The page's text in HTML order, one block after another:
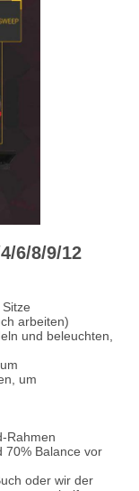
6/8/9/12
arbeiten)
und beleuchten,
um
Rahmen
70% Balance vor
oder wir der